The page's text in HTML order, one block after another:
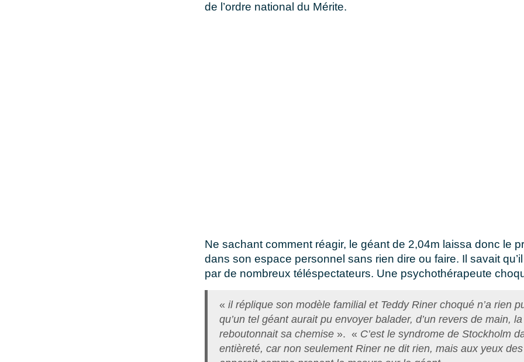
de l’ordre national du Mérite.
Ne sachant comment réagir, le géant de 2,04m laissa donc le
dans son espace personnel sans rien dire ou faire. Il savait
par de nombreux téléspectateurs. Une psychothérapeute
« il réplique son modèle familial et Teddy Riner choqué n’a rien
qu’un tel géant aurait pu envoyer balader, d’un revers de main,
reboutonnait sa chemise ». « C’est le syndrome de Stockholm
entièreté, car non seulement Riner ne dit rien, mais aux yeux